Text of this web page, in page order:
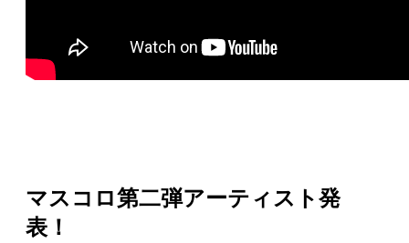
マスコロ第二弾アーティスト発
表！